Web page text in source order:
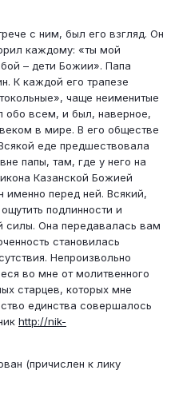
с ним, был его взгляд. Он
каждому: «ты мой
– дети Божии». Папа
К каждой его трапезе
чаще неименитые
обо всем, и был, наверное,
в мире. В его обществе
еде предшествовала
папы, там, где у него на
Казанской Божией
перед ней. Всякий,
подлинности и
силы. Она передавалась вам
становилась
Непроизвольно
во мне от молитвенного
старцев, которых мне
единства совершалось
http://nik-
(причислен к лику